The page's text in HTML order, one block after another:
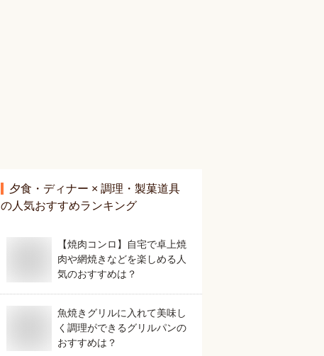
夕食・ディナー × 調理・製菓道具
の人気おすすめランキング
【焼肉コンロ】自宅で卓上焼
肉や網焼きなどを楽しめる人
気のおすすめは？
魚焼きグリルに入れて美味し
く調理ができるグリルパンの
おすすめは？